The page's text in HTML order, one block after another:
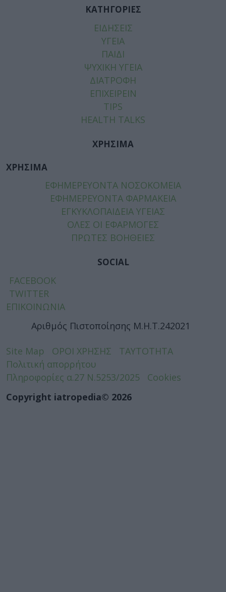
ΚΑΤΗΓΟΡΙΕΣ
ΕΙΔΗΣΕΙΣ
ΥΓΕΙΑ
ΠΑΙΔΙ
ΨΥΧΙΚΗ ΥΓΕΙΑ
ΔΙΑΤΡΟΦΗ
ΕΠΙΧΕΙΡΕΙΝ
TIPS
HEALTH TALKS
ΧΡΗΣΙΜΑ
ΧΡΗΣΙΜΑ
ΕΦΗΜΕΡΕΥΟΝΤΑ ΝΟΣΟΚΟΜΕΙΑ
ΕΦΗΜΕΡΕΥΟΝΤΑ ΦΑΡΜΑΚΕΙΑ
ΕΓΚΥΚΛΟΠΑΙΔΕΙΑ ΥΓΕΙΑΣ
ΟΛΕΣ ΟΙ ΕΦΑΡΜΟΓΕΣ
ΠΡΩΤΕΣ ΒΟΗΘΕΙΕΣ
SOCIAL
FACEBOOK
TWITTER
ΕΠΙΚΟΙΝΩΝΙΑ
Αριθμός Πιστοποίησης Μ.Η.Τ.242021
Site Map ΟΡΟΙ ΧΡΗΣΗΣ
ΤΑΥΤΟΤΗΤΑ
Πολιτική απορρήτου
Πληροφορίες α.27 Ν.5253/2025
Cookies
Copyright iatropedia© 2026